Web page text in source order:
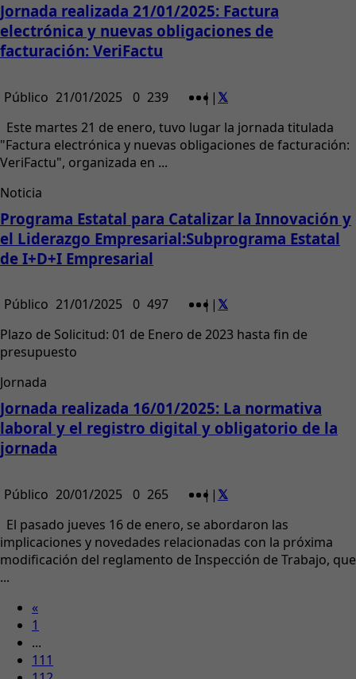
Jornada realizada 21/01/2025: Factura
electrónica y nuevas obligaciones de
facturación: VeriFactu
Público 21/01/2025 0 239 | |
Este martes 21 de enero, tuvo lugar la jornada titulada
"Factura electrónica y nuevas obligaciones de facturación:
VeriFactu", organizada en ...
Noticia
Programa Estatal para Catalizar la Innovación y
el Liderazgo Empresarial:Subprograma Estatal
de I+D+I Empresarial
Público 21/01/2025 0 497 | |
Plazo de Solicitud: 01 de Enero de 2023 hasta fin de
presupuesto
Jornada
Jornada realizada 16/01/2025: La normativa
laboral y el registro digital y obligatorio de la
jornada
Público 20/01/2025 0 265 | |
El pasado jueves 16 de enero, se abordaron las
implicaciones y novedades relacionadas con la próxima
modificación del reglamento de Inspección de Trabajo, que
...
«
1
...
111